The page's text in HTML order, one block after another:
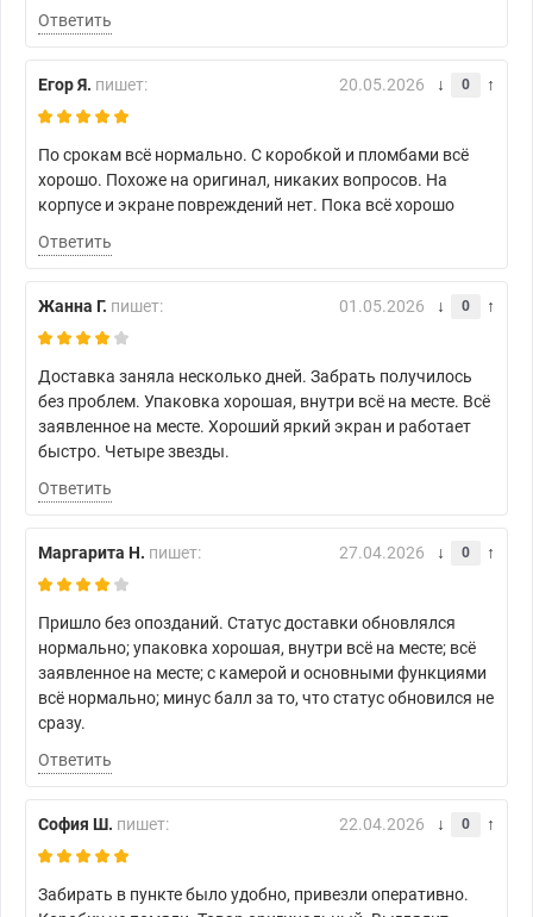
Ответить
Егор Я. пишет: 20.05.2026 0
По срокам всё нормально. С коробкой и пломбами всё
хорошо. Похоже на оригинал, никаких вопросов. На
корпусе и экране повреждений нет. Пока всё хорошо
Ответить
Жанна Г. пишет: 01.05.2026 0
Доставка заняла несколько дней. Забрать получилось
без проблем. Упаковка хорошая, внутри всё на месте. Всё
заявленное на месте. Хороший яркий экран и работает
быстро. Четыре звезды.
Ответить
Маргарита Н. пишет: 27.04.2026 0
Пришло без опозданий. Статус доставки обновлялся
нормально; упаковка хорошая, внутри всё на месте; всё
заявленное на месте; с камерой и основными функциями
всё нормально; минус балл за то, что статус обновился не
сразу.
Ответить
София Ш. пишет: 22.04.2026 0
Забирать в пункте было удобно, привезли оперативно.